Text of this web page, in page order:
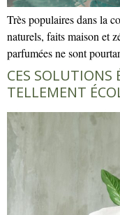
Très populaires dans la
naturels, faits maison et
parfumées ne sont
CES SOLUTIONS
TELLEMENT